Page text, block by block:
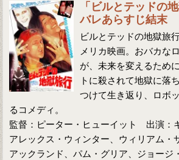
「ビルとテッドの
バレあらすじ結末
ビルとテッドの地獄旅
メリカ映画。おバカな
が、未来を変えるため
トに殺されて地獄に落
つけて生き返り、ロボ
るコメディ。
監督：ピーター・ヒューイット 出演：
アレックス・ウィンター、ウィリアム・
アックランド、パム・グリア、ジョージ